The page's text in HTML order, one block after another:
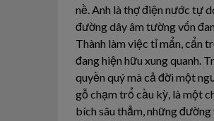
nề. Anh là thợ điện nước tự
đường dây âm tường vốn
Thành làm việc tỉ mẩn, cẩn
đang hiện hữu xung quanh.
quyền quý mà cả đời một
gỗ chạm trổ cầu kỳ, là một
bích sâu thẳm, những đường